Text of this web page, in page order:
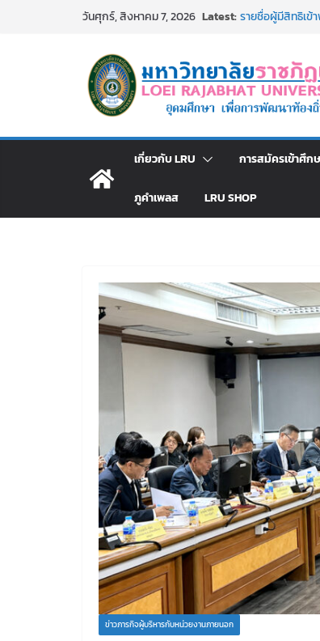
วันศุกร์, สิงหาคม 7, 2026 Latest:รายชื่อผู้มีสิทธิเ
ประกาศผู้ชนะกา
โดยวิธีเฉพาะเจาะ
ม.ราชภัฏเลย จัด
สาธารณกุศล 69
มหาวิทยาลัยราช
เกี่ยวกับ LRU การสมัครเข้าศึก
ภูคำเพลส LRU SHOP
ข่าวภารกิจผู้บริหารกับหน่วยงานภายนอก